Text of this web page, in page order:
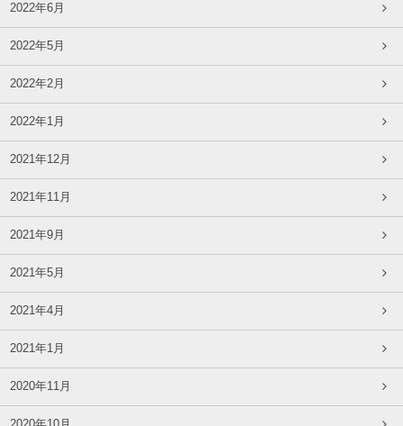
2022年6月
2022年5月
2022年2月
2022年1月
2021年12月
2021年11月
2021年9月
2021年5月
2021年4月
2021年1月
2020年11月